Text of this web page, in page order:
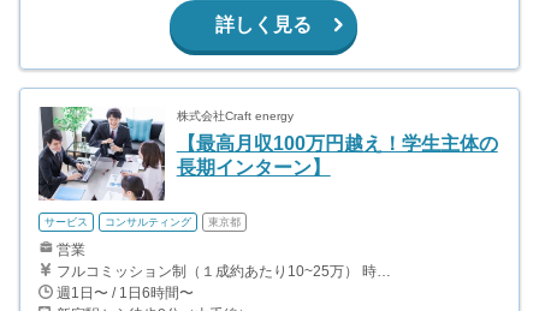
詳しく見る
株式会社Craft energy
【最高月収100万円越え！学生主体の
長期インターン】
サービス コンサルティング 東京都
営業
フルコミッション制（１成約あたり10~25万） 時給換算で（2000円〜2500円）程度が目安となります。 月100万を稼ぐ学生多数在籍しています。 ■収入例 〇入社1か月目（早稲田大学2年生） 役職：アポインター 月間1契約×10万円＝10万円 ＋交通費 〇入社3か月目（明治大学2年生） 役職：アポインター 月間2契約×13万円＝26万円 ＋交通費 〇入社6か月目（慶應義塾大学3年生） 役職：アポインター 月間5契約×15万円＝75万円 ＋交通費 〇入社15か月目（東京大学3年生） 役職：クローザー 月間3契約×25万=75万円 ＋交通費 交通費支給あり
週1日〜 / 1日6時間〜